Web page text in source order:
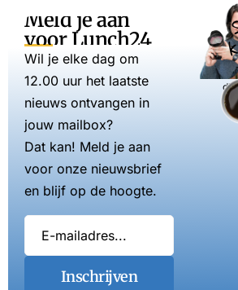
Meld je aan
voor Lunch24
Wil je elke dag om
12.00 uur het laatste
nieuws ontvangen in
jouw mailbox?
Dat kan! Meld je aan
voor onze nieuwsbrief
en blijf op de hoogte.
Inschrijven